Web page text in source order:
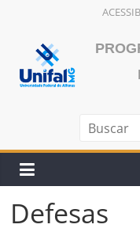
conteúdo
Defesas